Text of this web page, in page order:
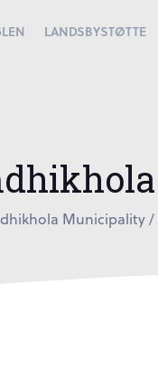
LANDSBYSTØTTE
Municipality/